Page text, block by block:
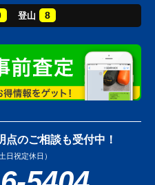
登山 8
点のご相談も受付中！
日祝定休日）